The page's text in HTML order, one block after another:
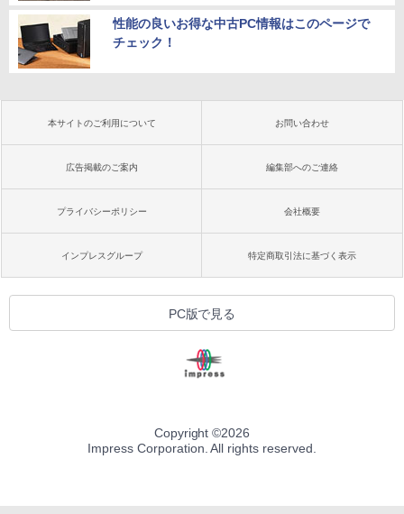
性能の良いお得な中古PC情報はこのページで
チェック！
本サイトのご利用について お問い合わせ
広告掲載のご案内 編集部へのご連絡
プライバシーポリシー 会社概要
インプレスグループ 特定商取引法に基づく表示
PC版で見る
Copyright ©2026
Impress Corporation. All rights reserved.